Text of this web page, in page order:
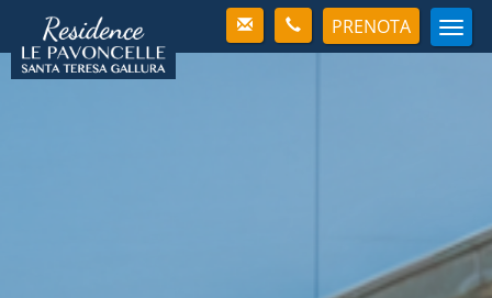
Menu
PRENOTA